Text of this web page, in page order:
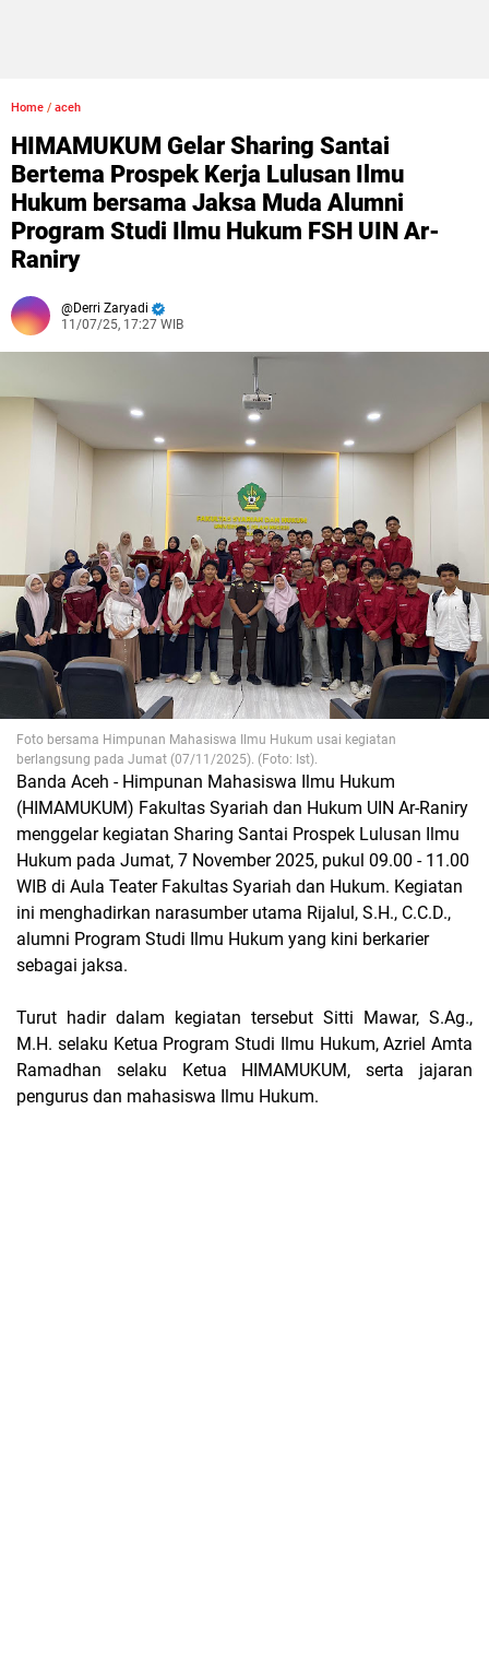
Home / aceh
HIMAMUKUM Gelar Sharing Santai
Bertema Prospek Kerja Lulusan Ilmu
Hukum bersama Jaksa Muda Alumni
Program Studi Ilmu Hukum FSH UIN Ar-
Raniry
Derri Zaryadi
11/07/25, 17:27 WIB
Foto bersama Himpunan Mahasiswa Ilmu Hukum usai kegiatan
berlangsung pada Jumat (07/11/2025). (Foto: Ist).
Banda Aceh - Himpunan Mahasiswa Ilmu Hukum
(HIMAMUKUM) Fakultas Syariah dan Hukum UIN Ar-Raniry
menggelar kegiatan Sharing Santai Prospek Lulusan Ilmu
Hukum pada Jumat, 7 November 2025, pukul 09.00 - 11.00
WIB di Aula Teater Fakultas Syariah dan Hukum. Kegiatan
ini menghadirkan narasumber utama Rijalul, S.H., C.C.D.,
alumni Program Studi Ilmu Hukum yang kini berkarier
sebagai jaksa.
Turut hadir dalam kegiatan tersebut Sitti Mawar, S.Ag.,
M.H. selaku Ketua Program Studi Ilmu Hukum, Azriel Amta
Ramadhan selaku Ketua HIMAMUKUM, serta jajaran
pengurus dan mahasiswa Ilmu Hukum.